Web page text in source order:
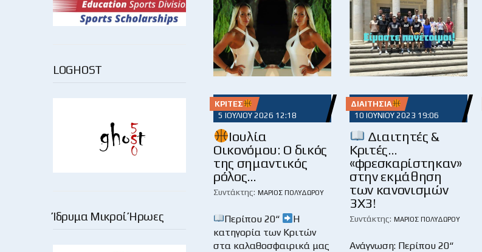
LOGHOST
Ίδρυμα Μικροί Ήρωες
ΚΡΙΤΈΣ
5 ΙΟΥΛΊΟΥ 2026 12:18
Ιουλία
Οικονόμου: Ο δικός
της σημαντικός
ρόλος…
Συντάκτης: ΜΆΡΙΟΣ ΠΟΛΥΔΏΡΟΥ
Περίπου 20“
Η
κατηγορία των Κριτών
στα καλαθοσφαιρικά μας
ΔΙΑΙΤΗΣΊΑ
10 ΙΟΥΝΊΟΥ 2023 19:06
Διαιτητές &
Κριτές…
«φρεσκαρίστηκαν»
στην εκμάθηση
των κανονισμών
3Χ3!
Συντάκτης: ΜΆΡΙΟΣ ΠΟΛΥΔΏΡΟΥ
Ανάγνωση: Περίπου 20“